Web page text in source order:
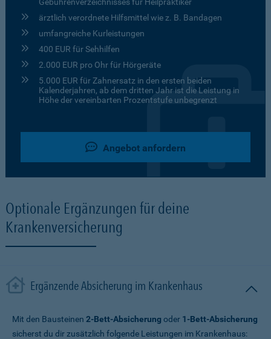
ärztlich verordnete Hilfsmittel wie z. B. Bandagen
umfangreiche Kurleistungen
400 EUR für Sehhilfen
2.000 EUR pro Ohr für Hörgeräte
5.000 EUR für Zahnersatz in den ersten beiden
Kalenderjahren, ab dem dritten Jahr ist die Leistung in
Höhe der vereinbarten Prozentstufe unbegrenzt
Angebot anfordern
Optionale Ergänzungen für deine
Krankenversicherung
Ergänzende Absicherung im Krankenhaus
Mit den Bausteinen 2-Bett-Absicherung oder 1-Bett-Absicherung
sicherst du dir zusätzlich folgende Leistungen im Krankenhaus: